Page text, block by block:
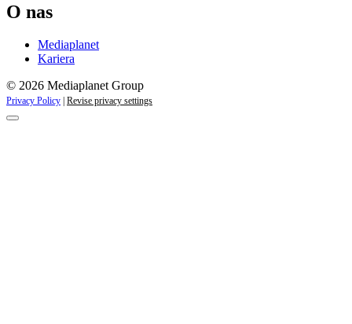
O nas
Mediaplanet
Kariera
© 2026 Mediaplanet Group
Privacy Policy Revise privacy settings